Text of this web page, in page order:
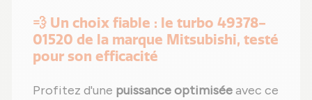
💨 Un choix fiable : le turbo 49378-
01520 de la marque Mitsubishi, testé
pour son efficacité
Profitez d'une puissance optimiséeavec ce